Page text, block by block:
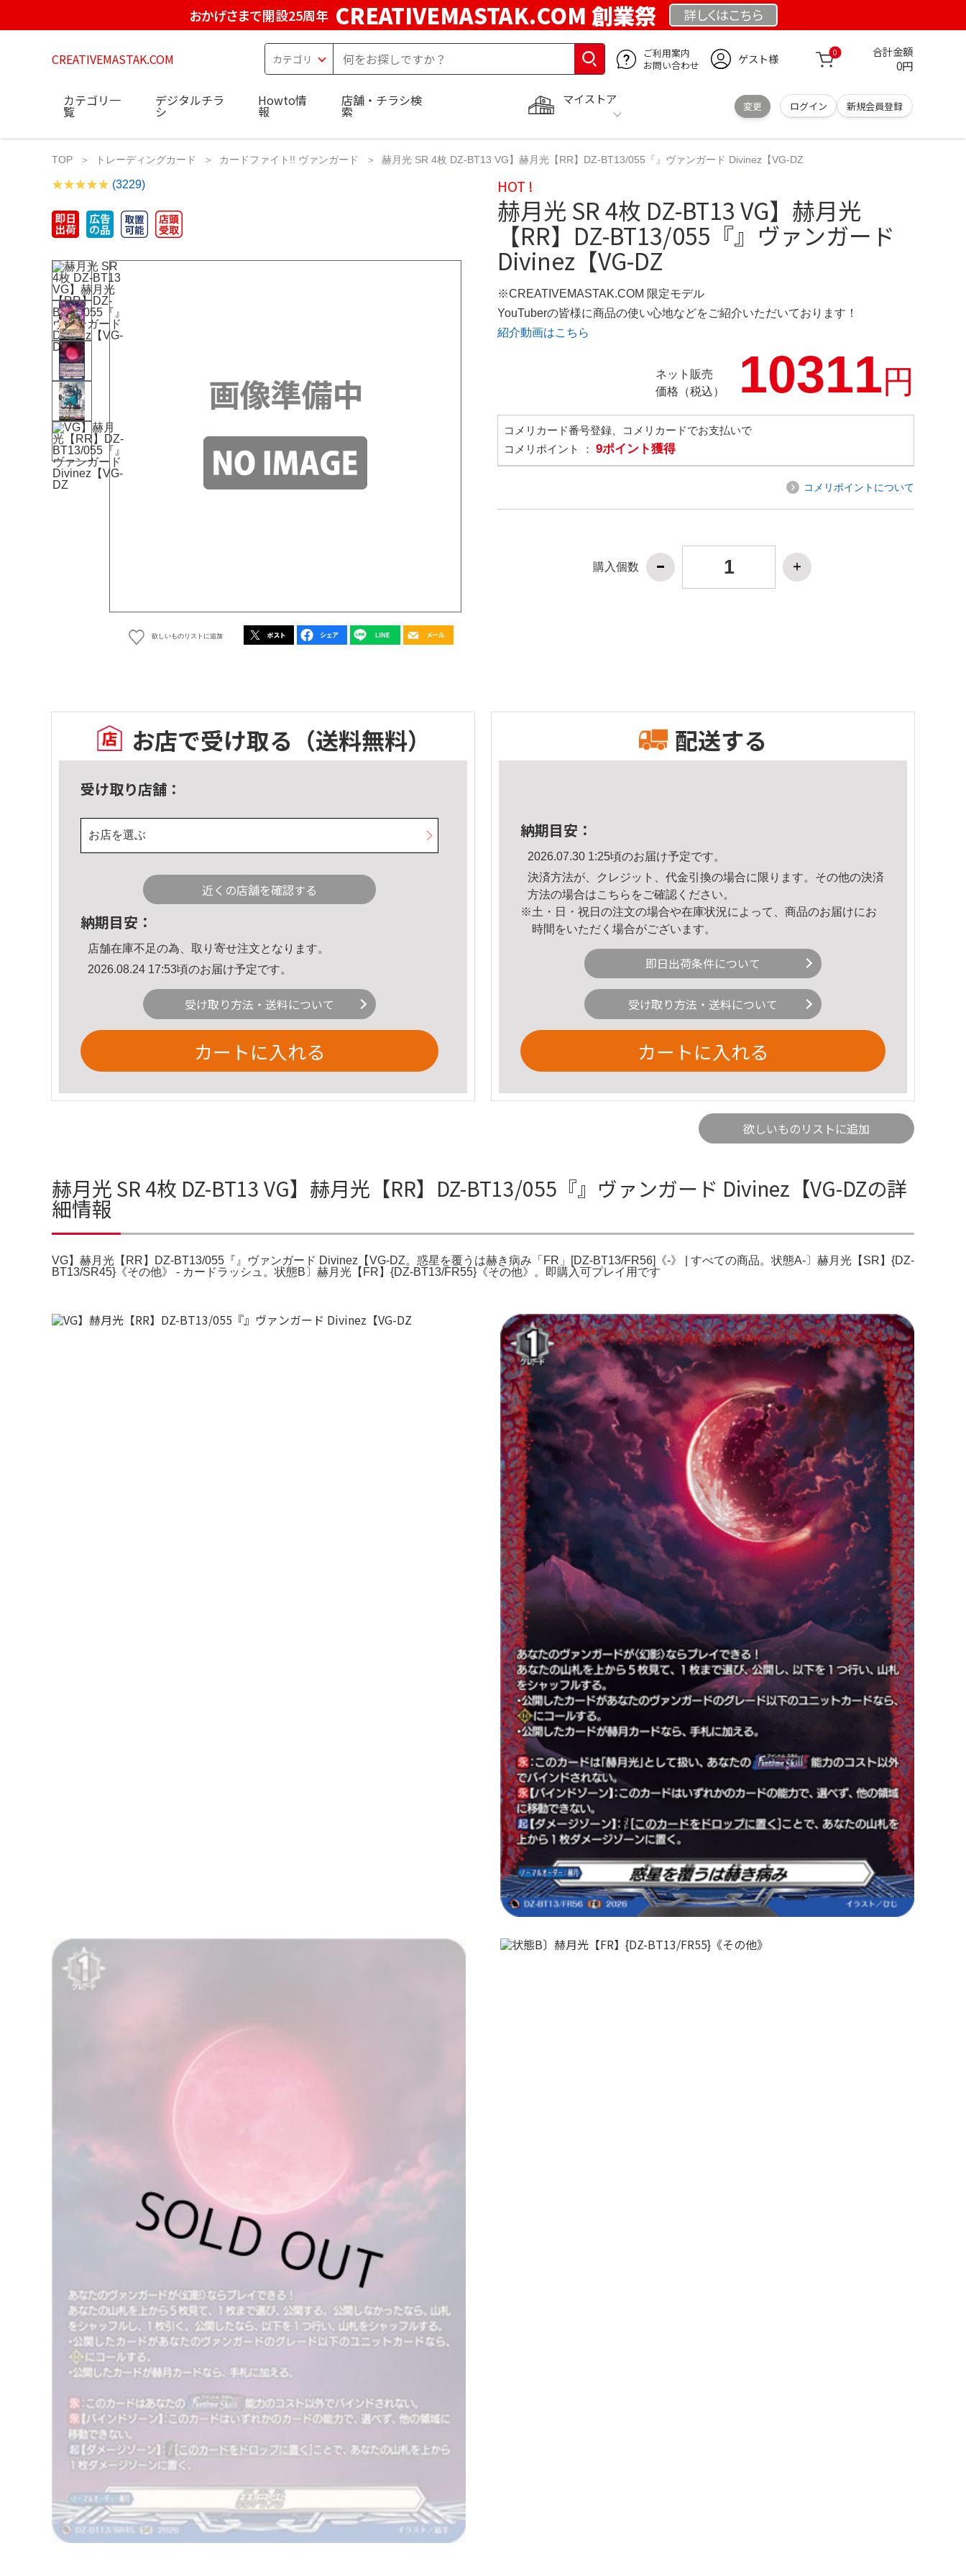
おかげさまで開設25周年 CREATIVEMASTAK.COM 創業祭 詳しくはこちら
CREATIVEMASTAK.COM
ご利用案内
お問い合わせ
ゲスト様 0 合計金額
0円
マイストア
変更 ログイン 新規会員登録
カテゴリ一
覧
デジタルチラ
シ
Howto情
報
店舗・チラシ検
索
TOP トレーディングカード カードファイト!! ヴァンガード 赫月光 SR 4枚 DZ-BT13 VG】赫月光【RR】DZ-BT13/055『』ヴァンガード Divinez【VG-DZ
(3229)
欲しいものリストに追加
HOT !
赫月光 SR 4枚 DZ-BT13 VG】赫月光
【RR】DZ-BT13/055『』ヴァンガード
Divinez【VG-DZ
※CREATIVEMASTAK.COM 限定モデル
YouTuberの皆様に商品の使い心地などをご紹介いただいております！
紹介動画はこちら
ネット販売
価格（税込）
10311円
コメリカード番号登録、コメリカードでお支払いで
コメリポイント ： 9ポイント獲得
コメリポイントについて
購入個数
お店で受け取る （送料無料）
受け取り店舗：
お店を選ぶ
近くの店舗を確認する
納期目安：
店舗在庫不足の為、取り寄せ注文となります。
2026.08.24 17:53頃のお届け予定です。
受け取り方法・送料について
カートに入れる
配送する
納期目安：
2026.07.30 1:25頃のお届け予定です。
決済方法が、クレジット、代金引換の場合に限ります。その他の決済
方法の場合はこちら をご確認ください。
※土・日・祝日の注文の場合や在庫状況によって、商品のお届けにお
時間をいただく場合がございます。
即日出荷条件について
受け取り方法・送料について
カートに入れる
欲しいものリストに追加
赫月光 SR 4枚 DZ-BT13 VG】赫月光【RR】DZ-BT13/055『』ヴァンガード Divinez【VG-DZの詳
細情報
VG】赫月光【RR】DZ-BT13/055『』ヴァンガード Divinez【VG-DZ。惑星を覆うは赫き病み「FR」[DZ-BT13/FR56]《-》 | すべての商品。状態A-〕赫月光【SR】{DZ-
BT13/SR45}《その他》 - カードラッシュ。状態B〕赫月光【FR】{DZ-BT13/FR55}《その他》。即購入可プレイ用です